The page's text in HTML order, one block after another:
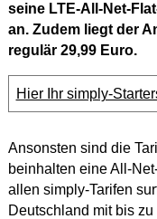
seine LTE-All-Net-
an. Zudem liegt der
regulär 29,99 Euro.
Hier Ihr simply-
Ansonsten sind die
beinhalten eine All-
allen simply-Tarifen
Deutschland mit bis